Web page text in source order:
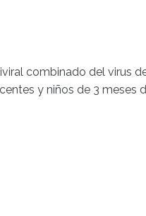
combinado del virus
y niños de 3 meses